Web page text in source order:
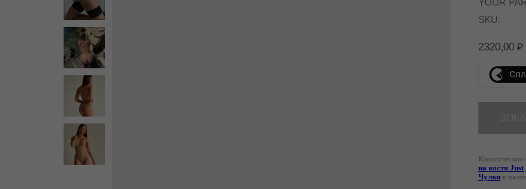
SKU:
2320,00 ₽
на кости Just
Чулки в